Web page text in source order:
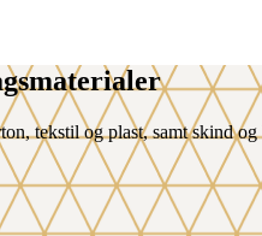
tekstil og plast, samt skind